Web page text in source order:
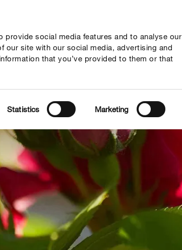
social media features and to analyse our
our site with our social media, advertising and
that you’ve provided to them or that
Statistics Marketing
je dienst Onderneming